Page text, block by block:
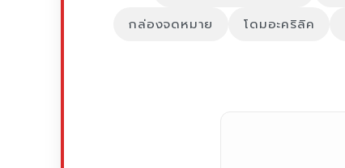
กล่องจดหมาย
โดมอะคริลิค